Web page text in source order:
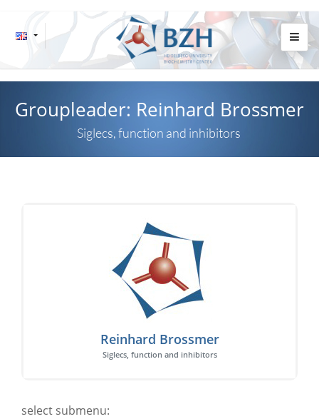
Groupleader: Reinhard Brossmer
Siglecs, function and inhibitors
Reinhard Brossmer
Siglecs, function and inhibitors
select submenu: